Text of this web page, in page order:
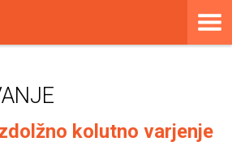
kolutno varjenje